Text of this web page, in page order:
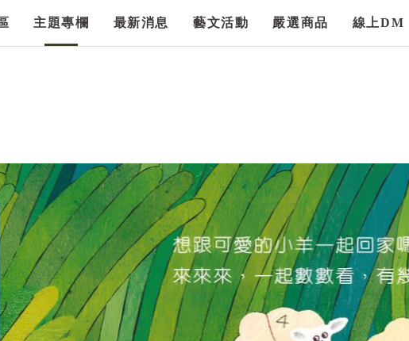
主題專欄 最新消息 藝文活動 嚴選商品 線上DM